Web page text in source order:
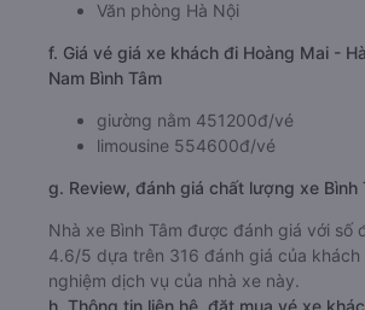
Văn phòng Hà Nội
f. Giá vé giá xe khách đi Hoàng Mai -
Nam Bình Tâm
giường nằm 451200đ/vé
limousine 554600đ/vé
g. Review, đánh giá chất lượng xe Bình
Nhà xe Bình Tâm được đánh giá với số
4.6/5 dựa trên 316 đánh giá của khách
nghiệm dịch vụ của nhà xe này.
h. Thông tin liên hệ, đặt mua vé xe